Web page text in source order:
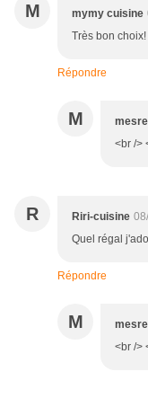
M mymy cuisine
Très bon
Répondre
M
<br />
R Riri-cuisine
Quel régal
Répondre
M
<br />